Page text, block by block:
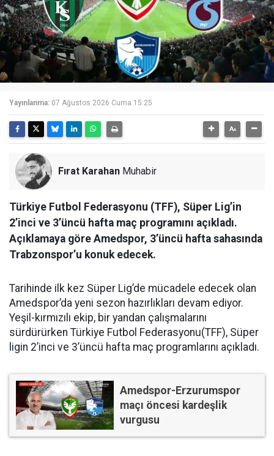
Yayınlanma: 07 Ağustos 2026 Cuma 15:25
Fırat Karahan Muhabir
Türkiye Futbol Federasyonu (TFF), Süper Lig’in
2’inci ve 3’üncü hafta maç programını açıkladı.
Açıklamaya göre Amedspor, 3’üncü hafta sahasında
Trabzonspor’u konuk edecek.
Tarihinde ilk kez Süper Lig’de mücadele edecek olan
Amedspor’da yeni sezon hazırlıkları devam ediyor.
Yeşil-kırmızılı ekip, bir yandan çalışmalarını
sürdürürken Türkiye Futbol Federasyonu(TFF), Süper
ligin 2’inci ve 3’üncü hafta maç programlarını açıkladı.
Amedspor-Erzurumspor
maçı öncesi kardeşlik
vurgusu